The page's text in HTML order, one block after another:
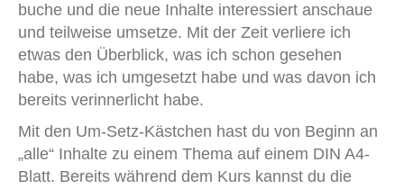
buche und die neue Inhalte interessiert anschaue
und teilweise umsetze. Mit der Zeit verliere ich
etwas den Überblick, was ich schon gesehen
habe, was ich umgesetzt habe und was davon ich
bereits verinnerlicht habe.
Mit den Um-Setz-Kästchen hast du von Beginn an
„alle“ Inhalte zu einem Thema auf einem DIN A4-
Blatt. Bereits während dem Kurs kannst du die